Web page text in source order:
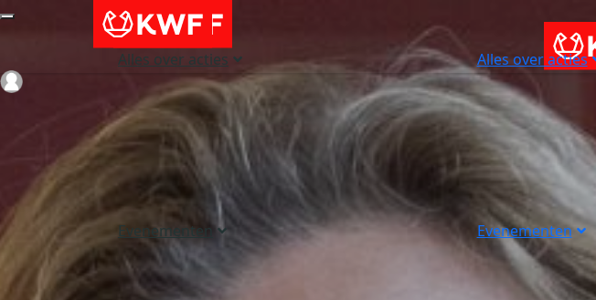
Alles over acties
Evenementen
Alles over acties
Evenementen